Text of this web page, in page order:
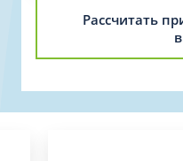
Рассчитать